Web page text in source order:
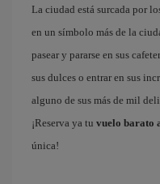
La ciudad está surcada por
en un símbolo más de la
pasear y pararse en sus
sus dulces o entrar en sus
alguno de sus más de mil
¡Reserva ya tu vuelo barato
única!